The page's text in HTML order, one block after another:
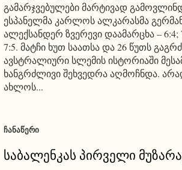
გამარჯვებულები მარტივად
ესპანელმა კარლოს ალკარასმა
ალექსანდერ ზვერევი დაამარცხა – 6:4;
7:5. მატჩი ხუთ საათსა და 26 წუთს
ავსტრალიური სლემის ისტორიაში
ხანგრძლივი შეხვედრა აღმოჩნდა.
ახლოს...
ᲩᲐᲜᲐᲬᲔᲠᲘ
საბალენკას პირველი